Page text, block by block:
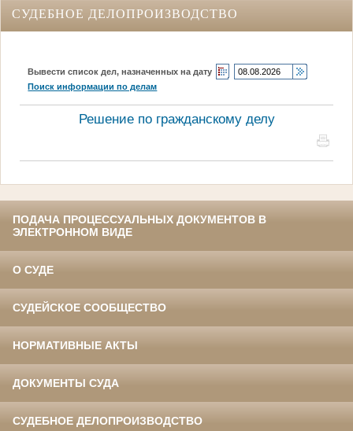
СУДЕБНОЕ ДЕЛОПРОИЗВОДСТВО
Вывести список дел, назначенных на дату
Поиск информации по делам
Решение по гражданскому делу
ПОДАЧА ПРОЦЕССУАЛЬНЫХ ДОКУМЕНТОВ В
ЭЛЕКТРОННОМ ВИДЕ
О СУДЕ
СУДЕЙСКОЕ СООБЩЕСТВО
НОРМАТИВНЫЕ АКТЫ
ДОКУМЕНТЫ СУДА
СУДЕБНОЕ ДЕЛОПРОИЗВОДСТВО